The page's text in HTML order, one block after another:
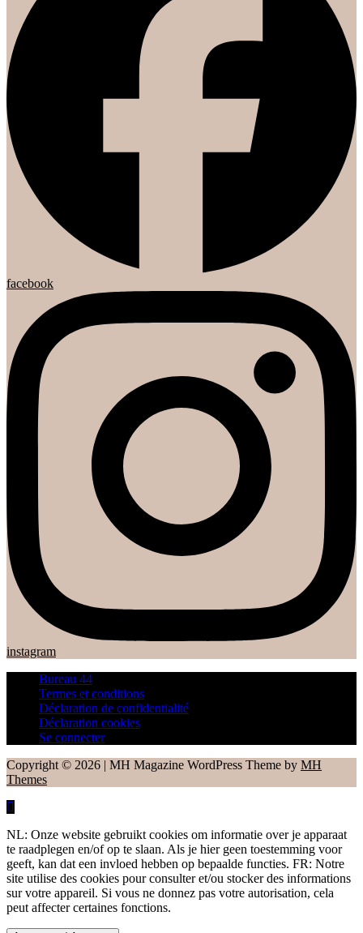
facebook
instagram
Bureau 44
Termes et conditions
Déclaration de confidentialité
Déclaration cookies
Se connecter
Copyright © 2026 | MH Magazine WordPress Theme by MH
Themes
NL: Onze website gebruikt cookies om informatie over je apparaat
te raadplegen en/of op te slaan. Als je hier geen toestemming voor
geeft, kan dat een invloed hebben op bepaalde functies. FR: Notre
site utilise des cookies pour consulter et/ou stocker des informations
sur votre appareil. Si vous ne donnez pas votre autorisation, cela
peut affecter certaines fonctions.